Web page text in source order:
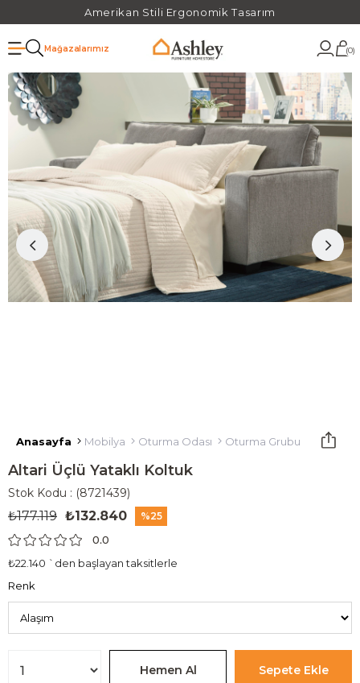
Amerikan Stili Ergonomik Tasarım
Mağazalarımız 0
Anasayfa Mobilya Oturma Odası Oturma Grubu Yataklı
Altari Üçlü Yataklı Koltuk
Stok Kodu (8721439)
₺177.119 ₺132.840 25
0.0
₺22.140 `den başlayan taksitlerle
Renk